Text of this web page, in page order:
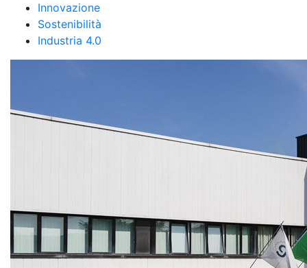
Innovazione
Sostenibilità
Industria 4.0